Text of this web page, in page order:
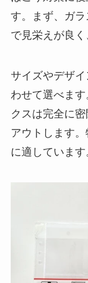
す。まず、ガ
で見栄えが良く
サイズやデザ
わせて選べま
クスは完全に
アウトします
に適しています